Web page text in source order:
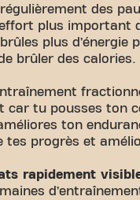
des
plus important
plus d’énergie
brûler des calories.
car tu pousses ton
ton
tes progrès et
rapidement